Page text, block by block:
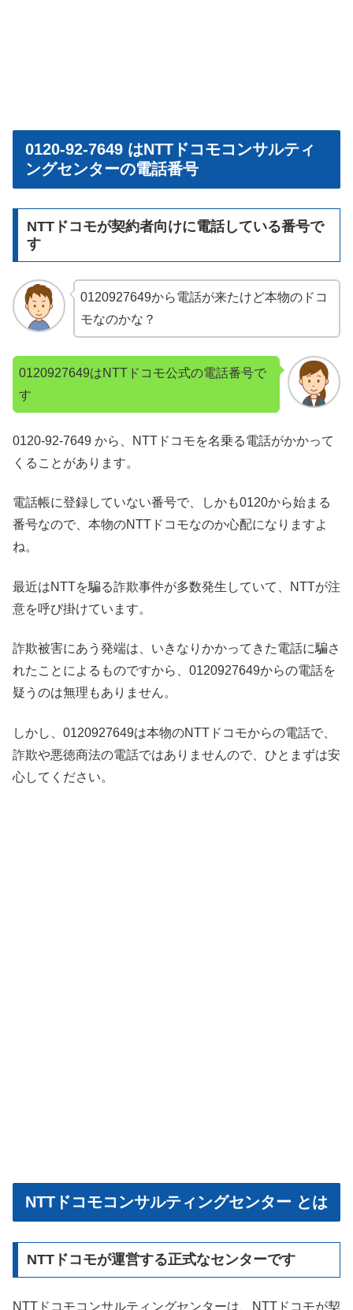
0120-92-7649 はNTTドコモコンサルティ
ングセンターの電話番号
NTTドコモが契約者向けに電話している番号で
す
0120927649から電話が来たけど本物のドコ
モなのかな？
0120927649はNTTドコモ公式の電話番号で
す
0120-92-7649 から、NTTドコモを名乗る電話がかかって
くることがあります。
電話帳に登録していない番号で、しかも0120から始まる
番号なので、本物のNTTドコモなのか心配になりますよ
ね。
最近はNTTを騙る詐欺事件が多数発生していて、NTTが注
意を呼び掛けています。
詐欺被害にあう発端は、いきなりかかってきた電話に騙さ
れたことによるものですから、0120927649からの電話を
疑うのは無理もありません。
しかし、0120927649は本物のNTTドコモからの電話で、
詐欺や悪徳商法の電話ではありませんので、ひとまずは安
心してください。
NTTドコモコンサルティングセンター とは
NTTドコモが運営する正式なセンターです
NTTドコモコンサルティングセンターは、NTTドコモが契